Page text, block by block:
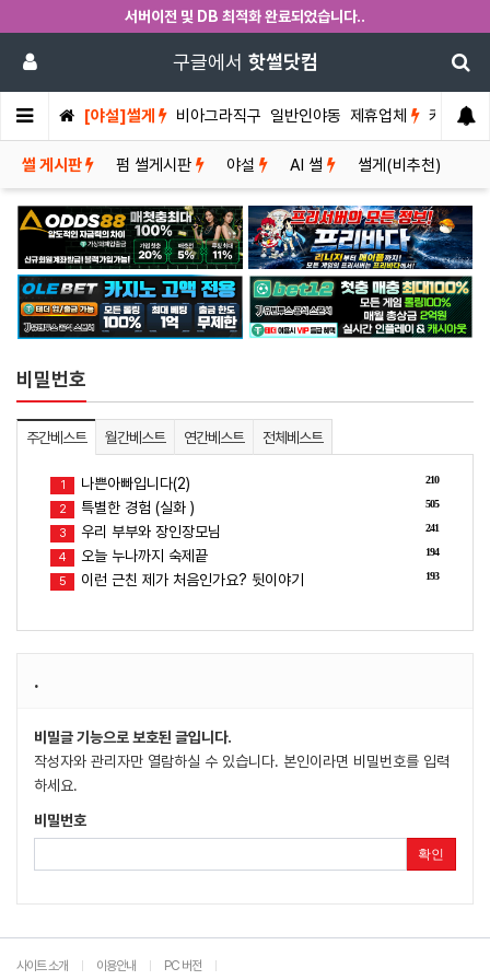
서버이전 및 DB 최적화 완료되었습니다..
구글에서 핫썰닷컴
[야설]썰게 비아그라직구 일반인야동 제휴업체 커뮤니티
썰 게시판 펌 썰게시판 야설 AI 썰 썰게(비추천)
비밀번호
주간베스트 월간베스트 연간베스트 전체베스트
210
1 나쁜아빠입니다(2)
505
2 특별한 경험 (실화 )
241
3 우리 부부와 장인장모님
194
4 오늘 누나까지 숙제끝
193
5 이런 근친 제가 처음인가요? 뒷이야기
.
비밀글 기능으로 보호된 글입니다.
작성자와 관리자만 열람하실 수 있습니다. 본인이라면 비밀번호를 입력
하세요.
비밀번호
확인
사이트 소개 이용안내 PC 버전